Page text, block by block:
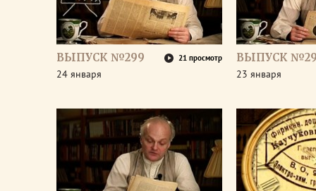
ВЫПУСК №299 21 просмотр
24 января
ВЫПУСК
23 января